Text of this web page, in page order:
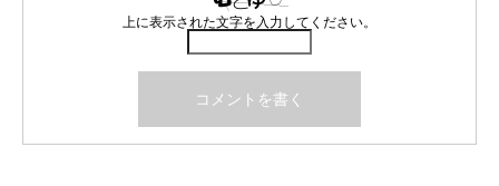
上に表示された文字を入力してください。